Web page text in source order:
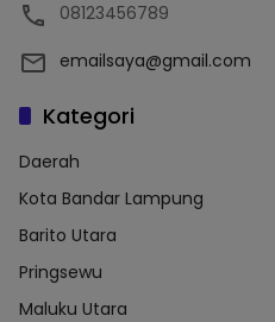
08123456789
emailsaya@gmail.com
Kategori
Daerah
Kota Bandar Lampung
Barito Utara
Pringsewu
Maluku Utara